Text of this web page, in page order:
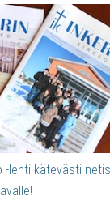
-lehti kätevästi